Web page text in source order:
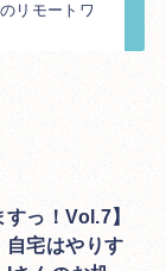
リモートワ
すっ！Vol.7】
自宅はやりす